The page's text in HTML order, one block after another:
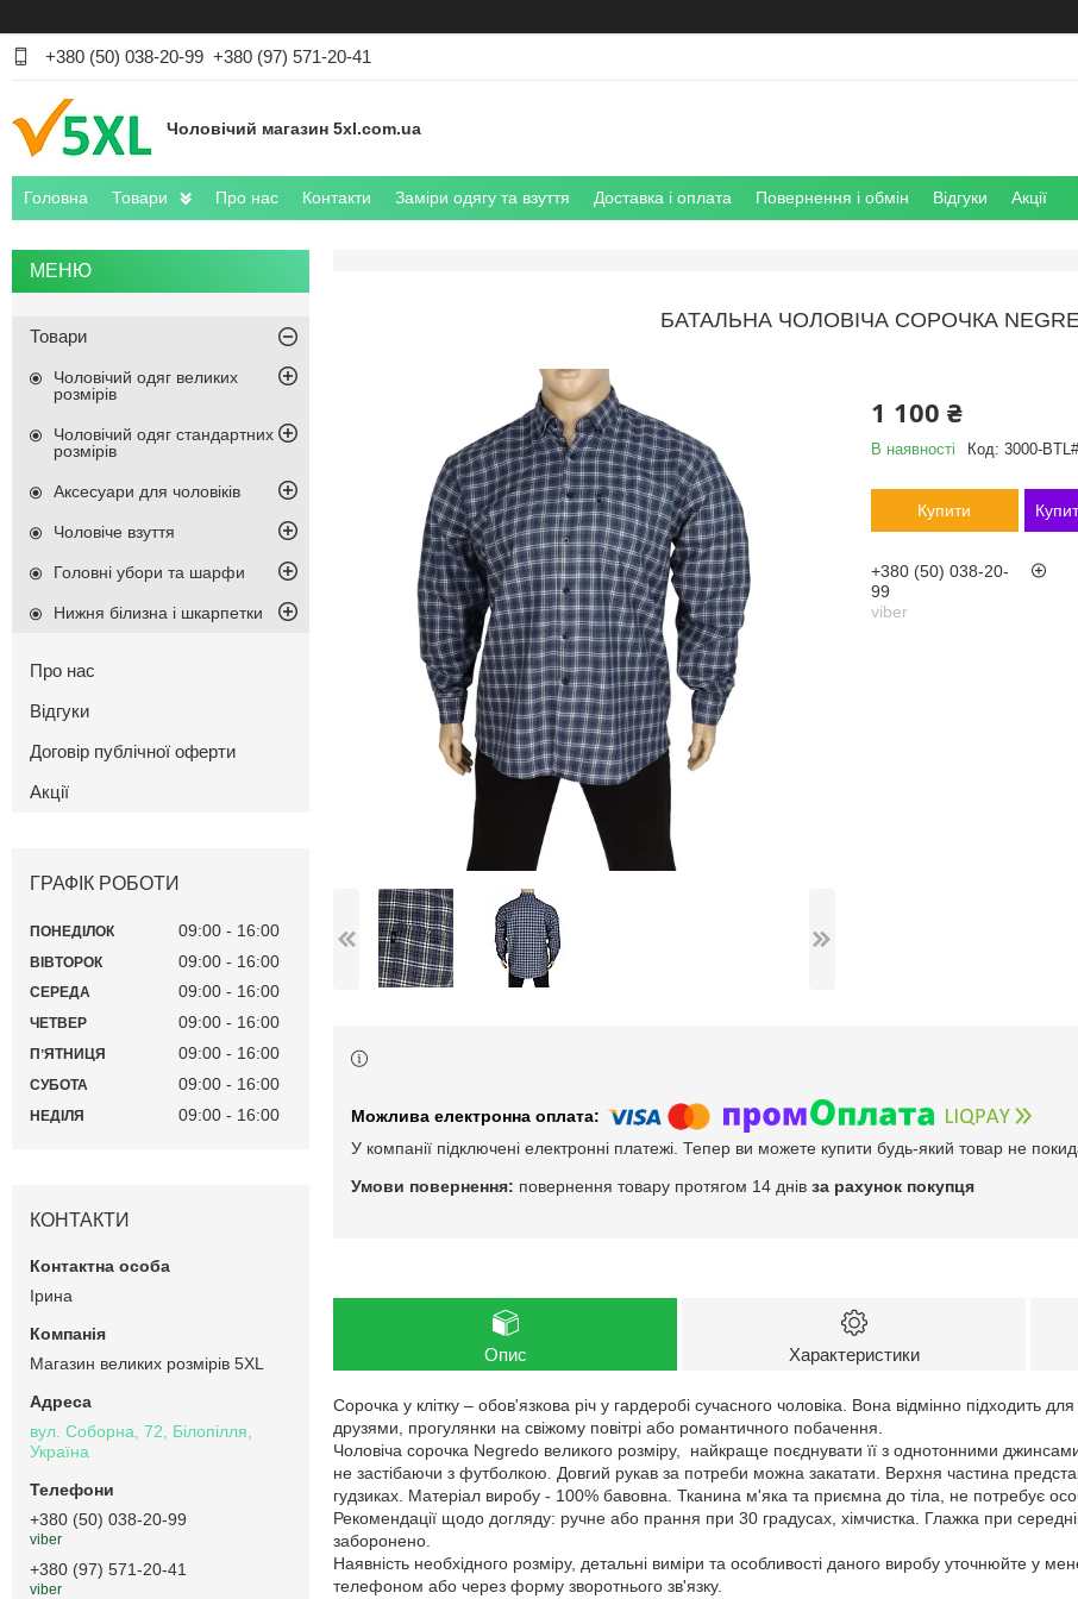
+380 (50) 038-20-99 +380 (97) 571-20-41
Чоловічий магазин 5xl.com.ua
Головна Товари Про нас Контакти Заміри одягу та взуття Доставка і оплата Повернення і обмін Відгуки Акції
БАТАЛЬНА ЧОЛОВІЧА СОРОЧКА
1 100 ₴
В наявності Код: 3000-
Купити
+380 (50) 038-20-
99
viber
У компанії підключені електронні платежі. Тепер ви можете купити будь-який товар не
повернення товару протягом 14 днів за рахунок покупця
Опис Характеристики
Сорочка у клітку – обов'язкова річ у гардеробі сучасного чоловіка. Вона відмінно підходить для
друзями, прогулянки на свіжому повітрі або романтичного побачення.
Чоловіча сорочка Negredo великого розміру, найкраще поєднувати її з однотонними
не застібаючи з футболкою. Довгий рукав за потреби можна закатати. Верхня частина
гудзиках. Матеріал виробу - 100% бавовна. Тканина м'яка та приємна до тіла, не потребує
Рекомендації щодо догляду: ручне або прання при 30 градусах, хімчистка. Глажка при
заборонено.
Наявність необхідного розміру, детальні виміри та особливості даного виробу уточнюйте у
телефоном або через форму зворотнього зв'язку.
Товари
Чоловічий одяг великих
розмірів
Чоловічий одяг стандартних
розмірів
Аксесуари для чоловіків
Чоловіче взуття
Головні убори та шарфи
Нижня білизна і шкарпетки
Про нас
Відгуки
Договір публічної оферти
Акції
ГРАФІК РОБОТИ
ПОНЕДІЛОК 09:00 16:00
ВІВТОРОК 09:00 16:00
СЕРЕДА 09:00 16:00
ЧЕТВЕР 09:00 16:00
ПʼЯТНИЦЯ 09:00 16:00
СУБОТА 09:00 16:00
НЕДІЛЯ 09:00 16:00
КОНТАКТИ
Ірина
Магазин великих розмірів 5XL
вул. Соборна, 72, Білопілля,
Україна
+380 (50) 038-20-99
viber
+380 (97) 571-20-41
viber